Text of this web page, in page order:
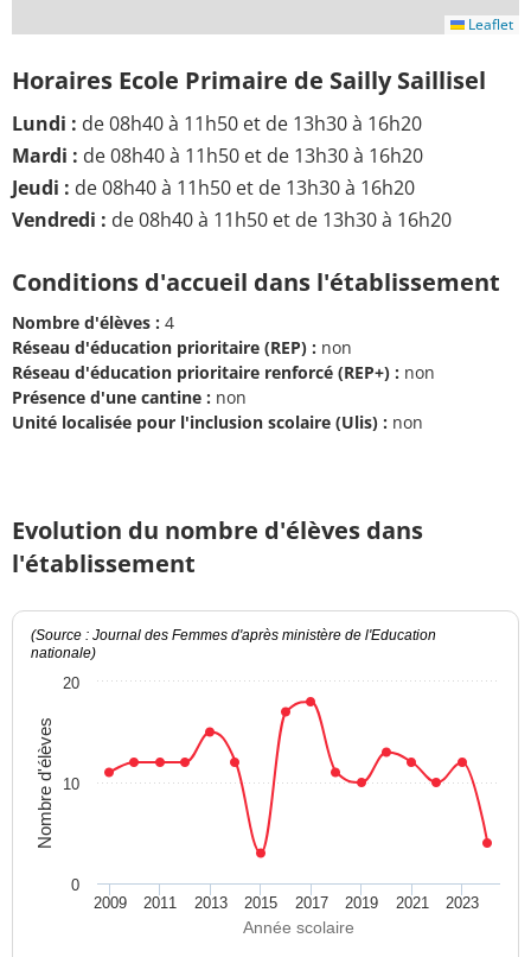
Leaflet
Horaires Ecole Primaire de Sailly Saillisel
Lundi : de 08h40 à 11h50 et de 13h30 à 16h20
Mardi : de 08h40 à 11h50 et de 13h30 à 16h20
Jeudi : de 08h40 à 11h50 et de 13h30 à 16h20
Vendredi : de 08h40 à 11h50 et de 13h30 à 16h20
Conditions d'accueil dans l'établissement
Nombre d'élèves : 4
Réseau d'éducation prioritaire (REP) : non
Réseau d'éducation prioritaire renforcé (REP+) : non
Présence d'une cantine : non
Unité localisée pour l'inclusion scolaire (Ulis) : non
Evolution du nombre d'élèves dans
l'établissement
Année scolaire
Nombre d'élèves
(Source : Journal des Femmes d'après ministère de l'Education
nationale)
2009 2011 2013 2015 2017 2019 2021 2023
0
10
20